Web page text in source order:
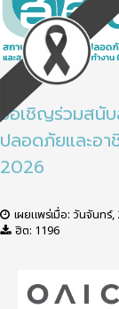
ขอเชิญร่วมสนั
ปลอดภัยและอา
2026
เผยแพร่เมื่อ: วันจันทร์
ฮิต: 1196